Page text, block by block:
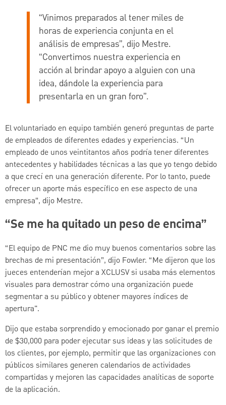
“Vinimos preparados al tener miles de
horas de experiencia conjunta en el
análisis de empresas”, dijo Mestre.
“Convertimos nuestra experiencia en
acción al brindar apoyo a alguien con una
idea, dándole la experiencia para
presentarla en un gran foro”.
El voluntariado en equipo también generó preguntas de parte
de empleados de diferentes edades y experiencias. “Un
empleado de unos veintitantos años podría tener diferentes
antecedentes y habilidades técnicas a las que yo tengo debido
a que crecí en una generación diferente. Por lo tanto, puede
ofrecer un aporte más específico en ese aspecto de una
empresa”, dijo Mestre.
“Se me ha quitado un peso de encima”
“El equipo de PNC me dio muy buenos comentarios sobre las
brechas de mi presentación”, dijo Fowler. “Me dijeron que los
jueces entenderían mejor a XCLUSV si usaba más elementos
visuales para demostrar cómo una organización puede
segmentar a su público y obtener mayores índices de
apertura".
Dijo que estaba sorprendido y emocionado por ganar el premio
de $30,000 para poder ejecutar sus ideas y las solicitudes de
los clientes, por ejemplo, permitir que las organizaciones con
públicos similares generen calendarios de actividades
compartidas y mejoren las capacidades analíticas de soporte
de la aplicación.